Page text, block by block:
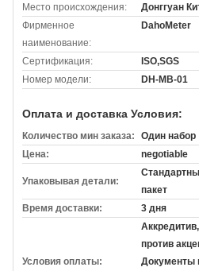
Место происхождения:
Донггуан
Фирменное
наименование:
DahoMeter
Сертификация:
ISO,SGS
Номер модели:
DH-MB-01
Оплата и доставка Условия:
Количество мин заказа:
Один набор
Цена:
negotiable
Упаковывая детали:
пакет
Время доставки:
3 дня
Условия оплаты:
против
Документы